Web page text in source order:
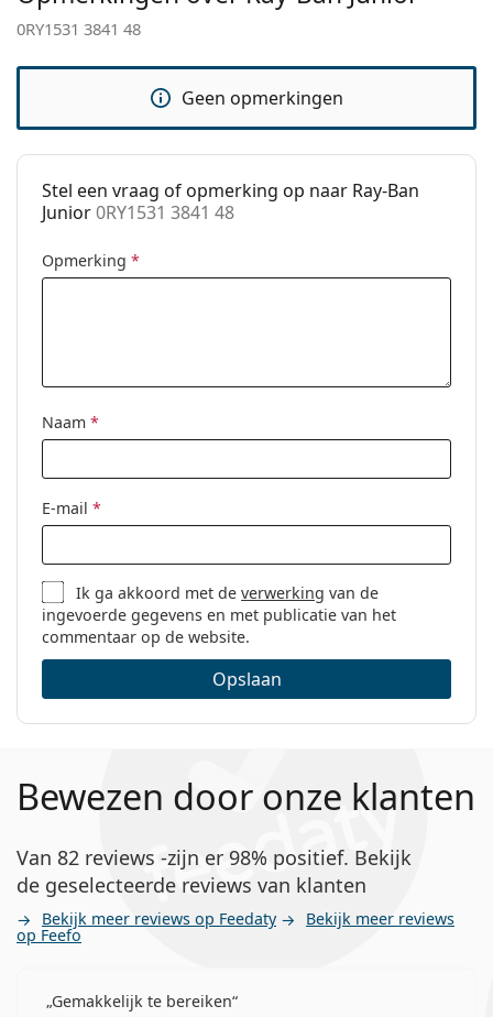
pads:
Verende
Ja
accessoires
Reinigingsdoekje: No
Geslacht:
Kinderen
Code:
0RY1531 3841 48
0RY1531 3841 48
Geen opmerkingen
Stel een vraag of opmerking op naar Ray-Ban
Junior0RY1531 3841 48
Opmerking *
Naam *
E-mail *
Ik ga akkoord met deverwerking van de
ingevoerde gegevens en met publicatie van het
commentaar op de website.
Opslaan
Bewezen door onze klanten
Van 82 reviews -zijn er 98% positief. Bekijk
de geselecteerde reviews van klanten
Bekijk meer reviews op Feedaty Bekijk meer reviews
op Feefo
Gemakkelijk te bereiken